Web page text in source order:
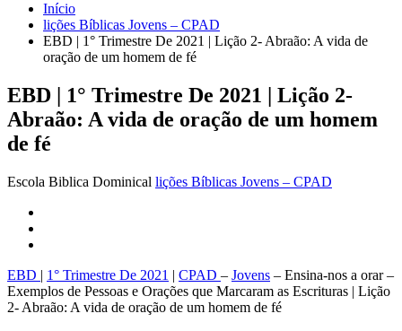
Início
lições Bíblicas Jovens – CPAD
EBD | 1° Trimestre De 2021 | Lição 2- Abraão: A vida de
oração de um homem de fé
EBD | 1° Trimestre De 2021 | Lição 2-
Abraão: A vida de oração de um homem
de fé
Escola Biblica Dominical lições Bíblicas Jovens – CPAD
EBD | 1° Trimestre De 2021 | CPAD – Jovens – Ensina-nos a orar –
Exemplos de Pessoas e Orações que Marcaram as Escrituras | Lição
2- Abraão: A vida de oração de um homem de fé